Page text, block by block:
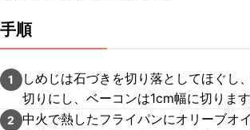
手順
1
しめじは石づきを切り落としてほぐし
切りにし、ベーコンは1cm幅に切ります
2
中火で熱したフライパンにオリーブオ